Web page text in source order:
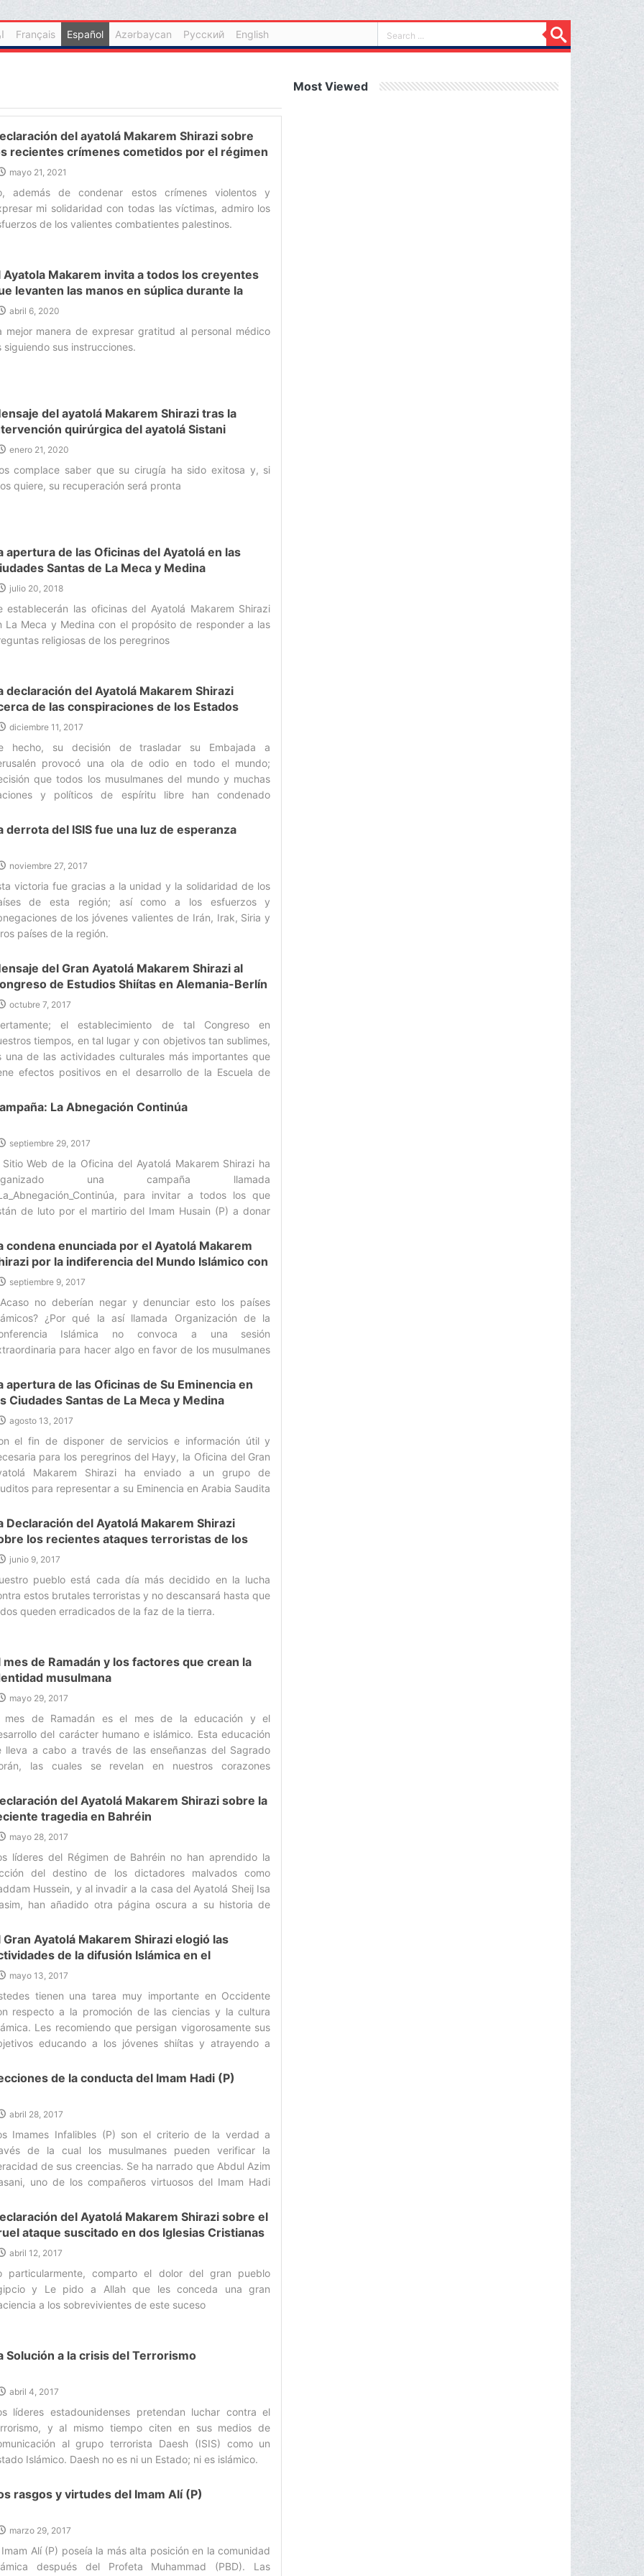
Français Español Azərbaycan Русский English
del ayatolá Makarem Shirazi sobre
recientes crímenes cometidos por el régimen
y la resistencia de los palestinos
mayo 21, 2021
además de condenar estos crímenes violentos y
mi solidaridad con todas las víctimas, admiro los
de los valientes combatientes palestinos.‌
Ayatola Makarem invita a todos los creyentes
levanten las manos en súplica durante la
del quince de Shaaban y que rueguen a
abril 6, 2020
mejor manera de expresar gratitud al personal médico
siguiendo sus instrucciones.‌
del ayatolá Makarem Shirazi tras la
quirúrgica del ayatolá Sistani
enero 21, 2020
complace saber que su cirugía ha sido exitosa y, si
quiere, su recuperación será pronta‌
apertura de las Oficinas del Ayatolá en las
Santas de La Meca y Medina
julio 20, 2018
establecerán las oficinas del Ayatolá Makarem Shirazi
La Meca y Medina con el propósito de responder a las
religiosas de los peregrinos
declaración del Ayatolá Makarem Shirazi
de las conspiraciones de los Estados
de trasladar su Embajada a Jerusalén
diciembre 11, 2017
hecho, su decisión de trasladar su Embajada a
provocó una ola de odio en todo el mundo;
que todos los musulmanes del mundo y muchas
y políticos de espíritu libre han condenado
derrota del ISIS fue una luz de esperanza
noviembre 27, 2017
victoria fue gracias a la unidad y la solidaridad de los
de esta región; así como a los esfuerzos y
de los jóvenes valientes de Irán, Irak, Siria y
países de la región.‌
del Gran Ayatolá Makarem Shirazi al
de Estudios Shiítas en Alemania-Berlín
octubre 7, 2017
el establecimiento de tal Congreso en
tiempos, en tal lugar y con objetivos tan sublimes,
una de las actividades culturales más importantes que
efectos positivos en el desarrollo de la Escuela de
La Abnegación Continúa
septiembre 29, 2017
Sitio Web de la Oficina del Ayatolá Makarem Shirazi ha
una campaña llamada
para invitar a todos los que
de luto por el martirio del Imam Husain (P) a donar
condena enunciada por el Ayatolá Makarem
por la indiferencia del Mundo Islámico con
a los crímenes perpetrados contra los
septiembre 9, 2017
no deberían negar y denunciar esto los países
¿Por qué la así llamada Organización de la
Islámica no convoca a una sesión
para hacer algo en favor de los musulmanes
apertura de las Oficinas de Su Eminencia en
Ciudades Santas de La Meca y Medina
agosto 13, 2017
el fin de disponer de servicios e información útil y
para los peregrinos del Hayy, la Oficina del Gran
Makarem Shirazi ha enviado a un grupo de
para representar a su Eminencia en Arabia Saudita
Declaración del Ayatolá Makarem Shirazi
los recientes ataques terroristas de los
Takfiries en Irán
junio 9, 2017
pueblo está cada día más decidido en la lucha
estos brutales terroristas y no descansará hasta que
queden erradicados de la faz de la tierra.‌
mes de Ramadán y los factores que crean la
musulmana
mayo 29, 2017
mes de Ramadán es el mes de la educación y el
del carácter humano e islámico. Esta educación
lleva a cabo a través de las enseñanzas del Sagrado
las cuales se revelan en nuestros corazones
del Ayatolá Makarem Shirazi sobre la
tragedia en Bahréin
mayo 28, 2017
líderes del Régimen de Bahréin no han aprendido la
del destino de los dictadores malvados como
Hussein, y al invadir a la casa del Ayatolá Sheij Isa
han añadido otra página oscura a su historia de
Gran Ayatolá Makarem Shirazi elogió las
de la difusión Islámica en el
mayo 13, 2017
tienen una tarea muy importante en Occidente
respecto a la promoción de las ciencias y la cultura
Les recomiendo que persigan vigorosamente sus
educando a los jóvenes shiítas y atrayendo a
de la conducta del Imam Hadi (P)
abril 28, 2017
Imames Infalibles (P) son el criterio de la verdad a
de la cual los musulmanes pueden verificar la
de sus creencias. Se ha narrado que Abdul Azim
uno de los compañeros virtuosos del Imam Hadi
sus creencias para comprobar la veracidad de su
del Ayatolá Makarem Shirazi sobre el
ataque suscitado en dos Iglesias Cristianas
Egipto
abril 12, 2017
particularmente, comparto el dolor del gran pueblo
y Le pido a Allah que les conceda una gran
a los sobrevivientes de este suceso‌
Solución a la crisis del Terrorismo
abril 4, 2017
líderes estadounidenses pretendan luchar contra el
y al mismo tiempo citen en sus medios de
al grupo terrorista Daesh (ISIS) como un
Islámico. Daesh no es ni un Estado; ni es islámico.‌
rasgos y virtudes del Imam Alí (P)
marzo 29, 2017
Imam Alí (P) poseía la más alta posición en la comunidad
después del Profeta Muhammad (PBD). Las
Most Viewed